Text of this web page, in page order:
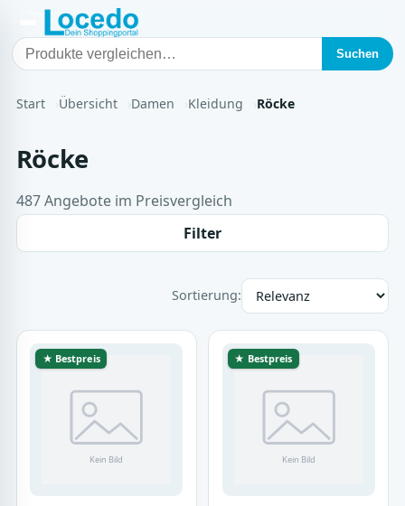
Suchen
Start Übersicht Damen Kleidung Röcke
Röcke
487 Angebote im Preisvergleich
Filter
Sortierung:
★ Bestpreis ★ Bestpreis